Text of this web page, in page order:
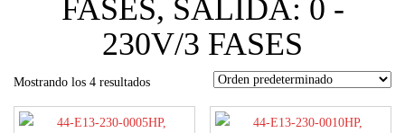
FASES, SALIDA: 0 -
230V/3 FASES
Mostrando los 4 resultados